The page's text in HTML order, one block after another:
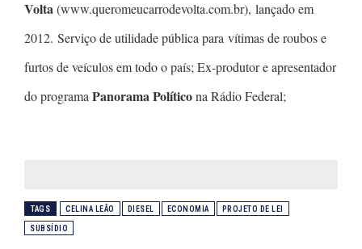
Volta(www.queromeucarrodevolta.com.br), lançado em
2012. Serviço de utilidade pública para vítimas de roubos e
furtos de veículos em todo o país; Ex-produtor e apresentador
do programa Panorama Políticona Rádio Federal;
TAGS CELINA LEÃO DIESEL ECONOMIA PROJETO DE LEI
SUBSÍDIO